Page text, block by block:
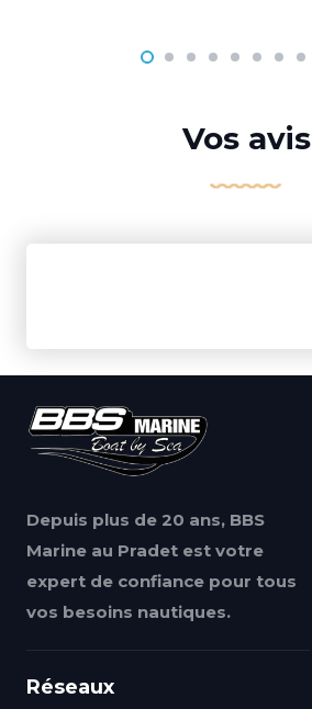
Vos avis
Depuis plus de 20 ans, BBS
Marine au Pradet est votre
expert de confiance pour tous
vos besoins nautiques.
Réseaux